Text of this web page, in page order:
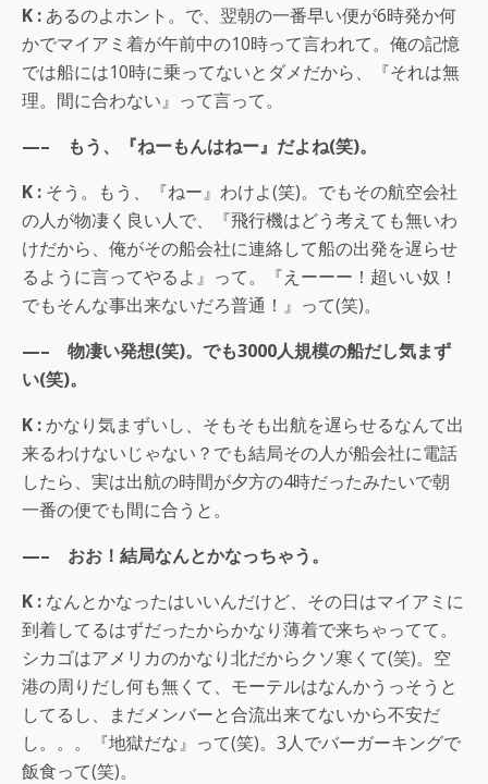
K : あるのよホント。で、翌朝の一番早い便が6時発か何
かでマイアミ着が午前中の10時って言われて。俺の記憶
では船には10時に乗ってないとダメだから、『それは無
理。間に合わない』って言って。
—– もう、『ねーもんはねー』だよね(笑)。
K : そう。もう、『ねー』わけよ(笑)。でもその航空会社
の人が物凄く良い人で、『飛行機はどう考えても無いわ
けだから、俺がその船会社に連絡して船の出発を遅らせ
るように言ってやるよ』って。『えーーー！超いい奴！
でもそんな事出来ないだろ普通！』って(笑)。
—– 物凄い発想(笑)。でも3000人規模の船だし気まず
い(笑)。
K :かなり気まずいし、そもそも出航を遅らせるなんて出
来るわけないじゃない？でも結局その人が船会社に電話
したら、実は出航の時間が夕方の4時だったみたいで朝
一番の便でも間に合うと。
—– おお！結局なんとかなっちゃう。
K : なんとかなったはいいんだけど、その日はマイアミに
到着してるはずだったからかなり薄着で来ちゃってて。
シカゴはアメリカのかなり北だからクソ寒くて(笑)。空
港の周りだし何も無くて、モーテルはなんかうっそうと
してるし、まだメンバーと合流出来てないから不安だ
し。。。『地獄だな』って(笑)。3人でバーガーキングで
飯食って(笑)。